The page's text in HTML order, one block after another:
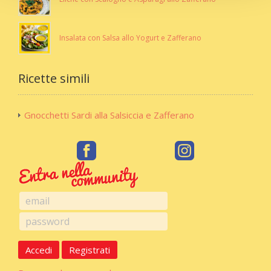
Insalata con Salsa allo Yogurt e Zafferano
Ricette simili
Gnocchetti Sardi alla Salsiccia e Zafferano
Accedi
Registrati